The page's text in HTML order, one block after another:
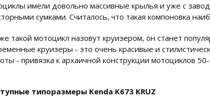
имели довольно массивные крылья и уже с
сумками. Считалось, что такая компоновка
такой мотоцикл назовут круизером, он станет
круизеры - это очень красивые и
- привязка к архаичной конструкции мотоциклов
типоразмеры Kenda K673 KRUZ